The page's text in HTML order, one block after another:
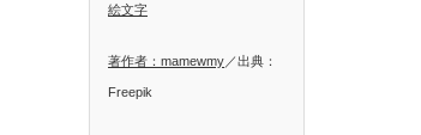
絵文字
著作者：mamewmy ／出典：
Freepik